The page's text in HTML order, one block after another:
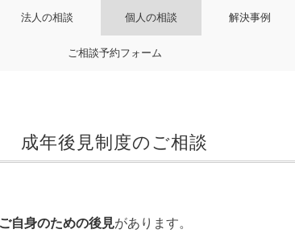
法人の相談 個人の相談 解決事例
ご相談予約フォーム
成年後見制度のご相談
ご自身のための後見があります。